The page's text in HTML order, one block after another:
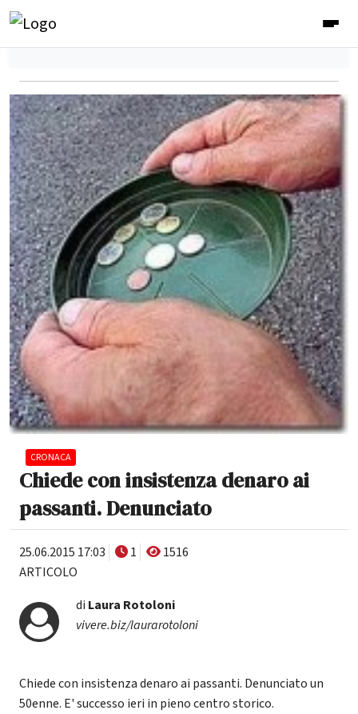
CRONACA
Chiede con insistenza denaro ai
passanti. Denunciato
25.06.2015 17:03 1
1516
ARTICOLO
di Laura Rotoloni
vivere.biz/laurarotoloni
Chiede con insistenza denaro ai passanti. Denunciato un
50enne. E' successo ieri in pieno centro storico.